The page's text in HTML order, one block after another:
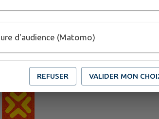
d'audience (Matomo)
REFUSER VALIDER MON